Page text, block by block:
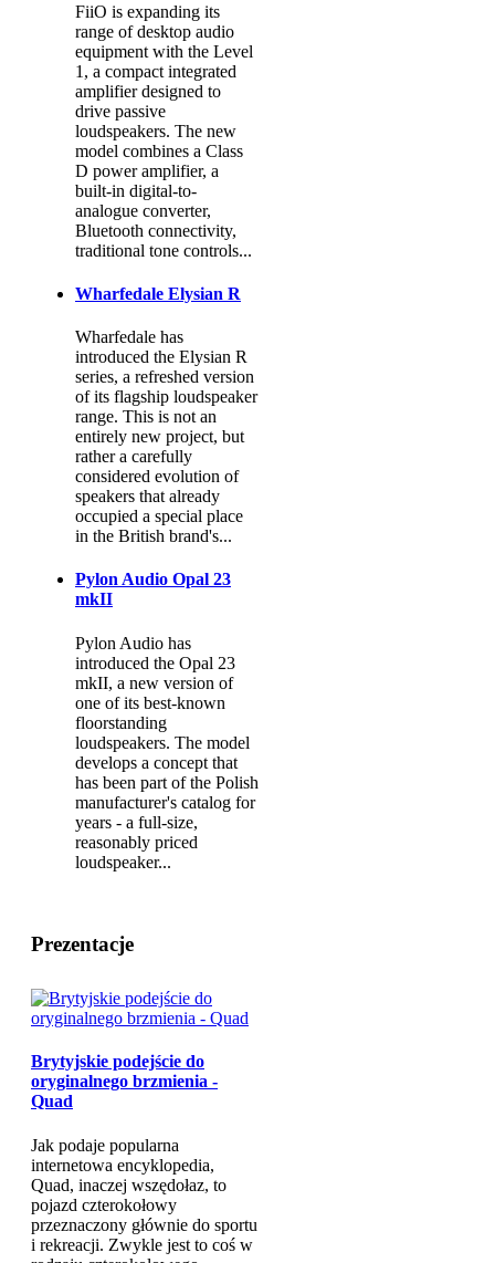
FiiO is expanding its
range of desktop audio
equipment with the Level
1, a compact integrated
amplifier designed to
drive passive
loudspeakers. The new
model combines a Class
D power amplifier, a
built-in digital-to-
analogue converter,
Bluetooth connectivity,
traditional tone controls...
Wharfedale Elysian R
Wharfedale has
introduced the Elysian R
series, a refreshed version
of its flagship loudspeaker
range. This is not an
entirely new project, but
rather a carefully
considered evolution of
speakers that already
occupied a special place
in the British brand's...
Pylon Audio Opal 23
mkII
Pylon Audio has
introduced the Opal 23
mkII, a new version of
one of its best-known
floorstanding
loudspeakers. The model
develops a concept that
has been part of the Polish
manufacturer's catalog for
years - a full-size,
reasonably priced
loudspeaker...
Prezentacje
Brytyjskie podejście do
oryginalnego brzmienia -
Quad
Jak podaje popularna
internetowa encyklopedia,
Quad, inaczej wszędołaz, to
pojazd czterokołowy
przeznaczony głównie do sportu
i rekreacji. Zwykle jest to coś w